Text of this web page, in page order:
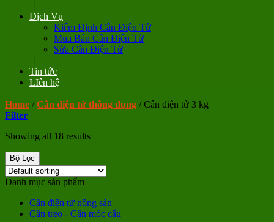
Dịch Vụ
Kiểm Định Cân Điện Tử
Mua Bán Cân Điện Tử
Sửa Cân Điện Tử
Tin tức
LIên hệ
Home / Cân điện tử thông dụng /Cân điện tử 3 kg
Filter
Showing all 18 results
Bộ Lọc
Danh mục sản phẩm
Cân điện tử nông sản
Cân treo - Cân móc cẩu